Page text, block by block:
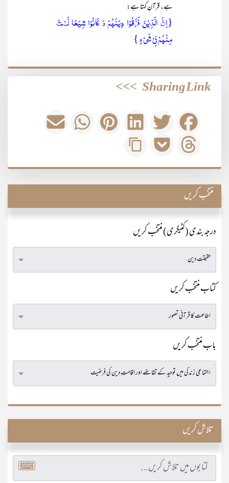
ہے۔ قرآن کہتا ہے:
{اِنَّ الَّذِیۡنَ فَرَّقُوۡا دِیۡنَہُمۡ وَ کَانُوۡا شِیَعًا لَّسۡتَ
مِنۡہُمۡ فِیۡ شَیۡءٍ }
Sharing Link
>>>
منتخب کریں
درجہ بندی (کٹیگری) منتخب کریں
کتاب منتخب کریں
باب منتخب کریں
تلاش کریں